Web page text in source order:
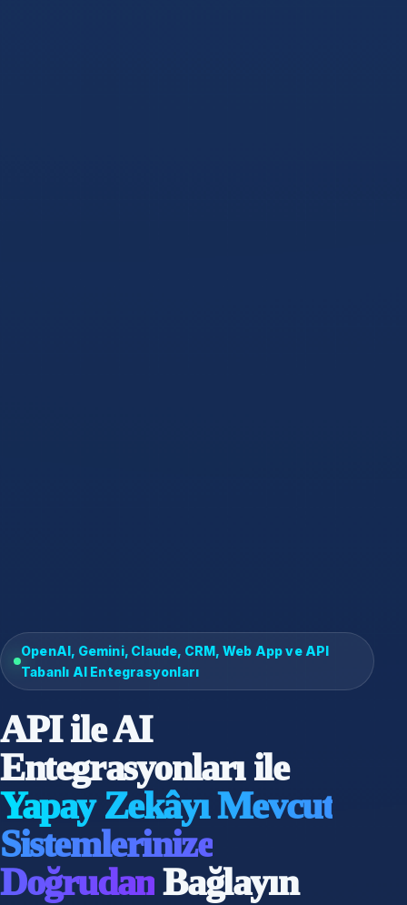
OpenAI, Gemini, Claude, CRM, Web App ve API
Tabanlı AI Entegrasyonları
API ile AI
Entegrasyonları ile
Yapay Zekâyı Mevcut
Sistemlerinize
DoğrudanBağlayın